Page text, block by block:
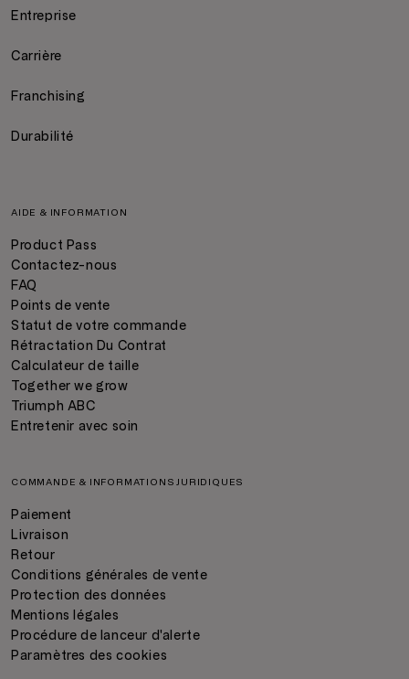
Entreprise
Carrière
Franchising
Durabilité
AIDE & INFORMATION
Product Pass
Contactez-nous
FAQ
Points de vente
Statut de votre commande
Rétractation Du Contrat
Calculateur de taille
Together we grow
Triumph ABC
Entretenir avec soin
COMMANDE & INFORMATIONS JURIDIQUES
Paiement
Livraison
Retour
Conditions générales de vente
Protection des données
Mentions légales
Procédure de lanceur d'alerte
Paramètres des cookies